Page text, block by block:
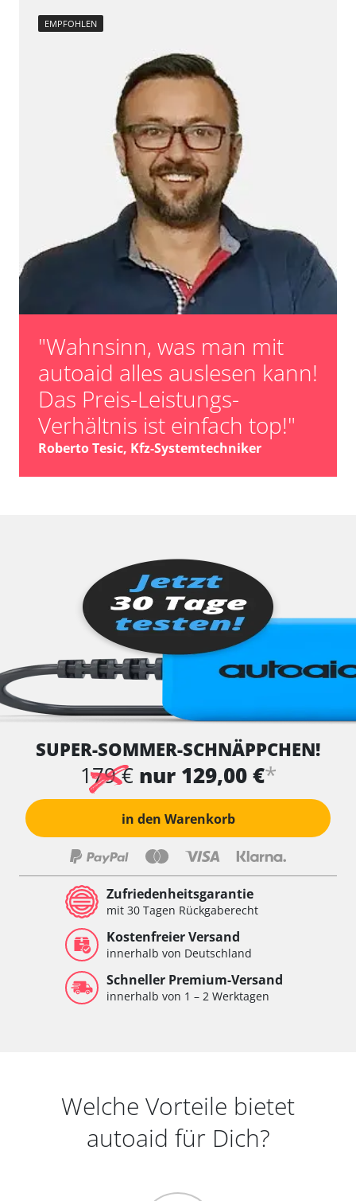
EMPFOHLEN
"Wahnsinn, was man mit
autoaid alles auslesen kann!
Das Preis-Leistungs-
Verhältnis ist einfach top!"
Roberto Tesic, Kfz-Systemtechniker
SUPER-SOMMER-SCHNÄPPCHEN!
179 € nur 129,00 €*
in den Warenkorb
Zufriedenheitsgarantie
mit 30 Tagen Rückgaberecht
Kostenfreier Versand
innerhalb von Deutschland
Schneller Premium-Versand
innerhalb von 1 – 2 Werktagen
Welche Vorteile bietet
autoaid für Dich?